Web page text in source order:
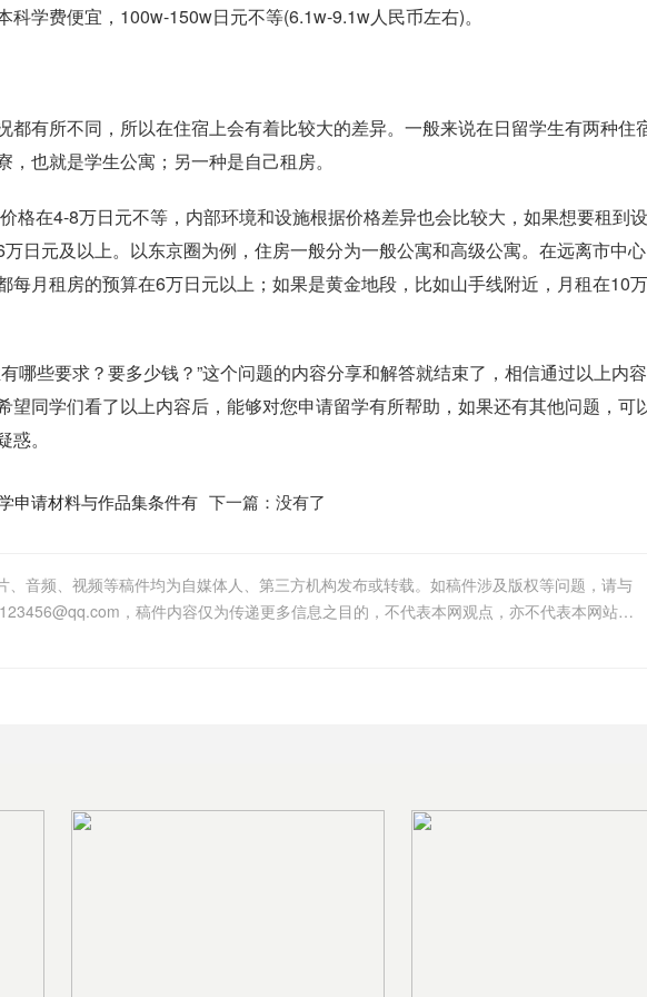
学费便宜，100w-150w日元不等(6.1w-9.1w人民币左右)。
都有所不同，所以在住宿上会有着比较大的差异。一般来说在日留学生有两种住
也就是学生公寓；另一种是自己租房。
格在4-8万日元不等，内部环境和设施根据价格差异也会比较大，如果想要租到
日元及以上。以东京圈为例，住房一般分为一般公寓和高级公寓。在远离市中心
每月租房的预算在6万日元以上；如果是黄金地段，比如山手线附近，月租在10
哪些要求？要多少钱？”这个问题的内容分享和解答就结束了，相信通过以上内
望同学们看了以上内容后，能够对您申请留学有所帮助，如果还有其他问题，可
。
申请材料与作品集条件有 下一篇：没有了
、音频、视频等稿件均为自媒体人、第三方机构发布或转载。如稿件涉及版权等问题，请与
我们联系删除或处理，客服邮箱123456@qq.com，稿件内容仅为传递更多信息之目的，不代表本网观点，亦不代表本网站赞同